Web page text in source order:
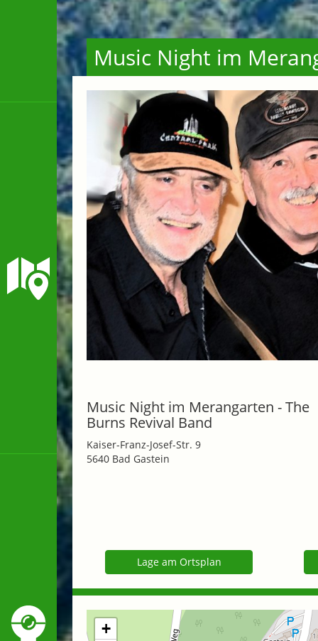
Music Night im
Music Night im Merangarten - The
Burns Revival Band
Kaiser-Franz-Josef-Str. 9
5640 Bad Gastein
Lage am Ortsplan
+